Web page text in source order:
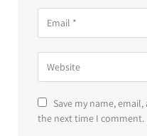
Save my name,
the next time I comment.